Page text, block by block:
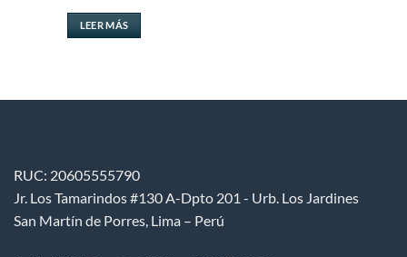
LEER MÁS
RUC: 20605555790
Jr. Los Tamarindos #130 A-Dpto 201 - Urb. Los Jardines
San Martín de Porres, Lima – Perú